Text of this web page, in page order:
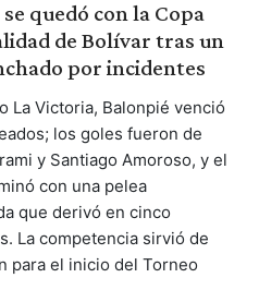
quedó con la Copa
de Bolívar tras un
por incidentes
La Victoria, Balonpié venció
los goles fueron de
y Santiago Amoroso, y el
con una pelea
que derivó en cinco
La competencia sirvió de
para el inicio del Torneo